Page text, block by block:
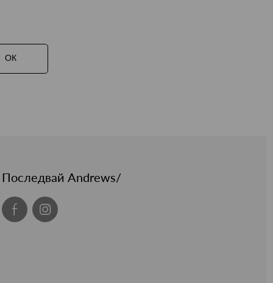
ОК
Последвай Andrews/